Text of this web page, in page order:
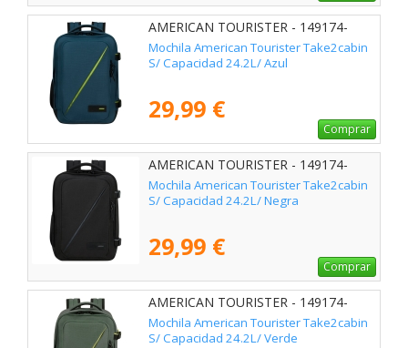
AMERICAN TOURISTER - 149174-
0528
Mochila American Tourister Take2cabin
S/ Capacidad 24.2L/ Azul
29,99 €
Comprar
AMERICAN TOURISTER - 149174-
1041
Mochila American Tourister Take2cabin
S/ Capacidad 24.2L/ Negra
29,99 €
Comprar
AMERICAN TOURISTER - 149174-
1257
Mochila American Tourister Take2cabin
S/ Capacidad 24.2L/ Verde